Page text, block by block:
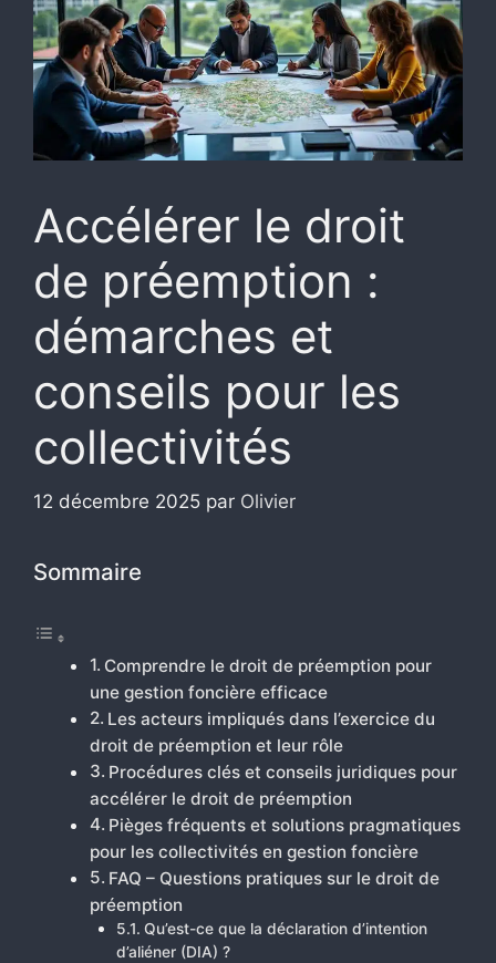
Accélérer le droit
de préemption :
démarches et
conseils pour les
collectivités
12 décembre 2025 par Olivier
Sommaire
Comprendre le droit de préemption pour
une gestion foncière efficace
Les acteurs impliqués dans l’exercice du
droit de préemption et leur rôle
Procédures clés et conseils juridiques pour
accélérer le droit de préemption
Pièges fréquents et solutions pragmatiques
pour les collectivités en gestion foncière
FAQ – Questions pratiques sur le droit de
préemption
Qu’est-ce que la déclaration d’intention
d’aliéner (DIA) ?